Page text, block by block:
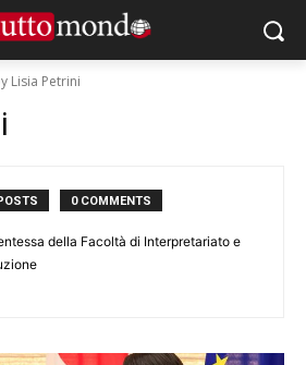
Lisia Petrini
0 COMMENTS
della Facoltà di Interpretariato e